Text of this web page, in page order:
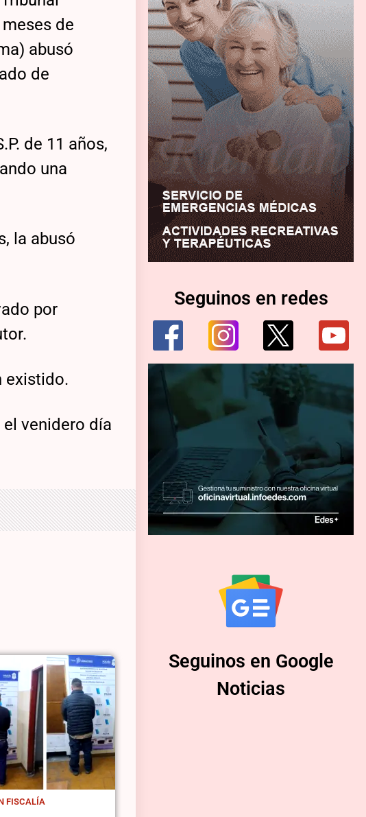
de
abusó
de
de 11 años,
una
la abusó
por
existido.
venidero día
FISCALÍA
Seguinos en redes
Seguinos en Google
Noticias